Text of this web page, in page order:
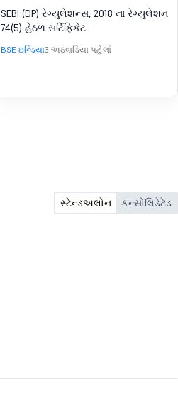
Certificate under Reg. SEBI
(DP) રેગ્યુલેશન્સ, 2018 ના 74
(5)
SEBI (DP) રેગ્યુલેશન્સ, 2018 ના રેગ્યુલેશન
74(5) હેઠળ સર્ટિફિકેટ
BSE ઇન્ડિયા3 અઠવાડિયા પહેલાં
સ્ટેન્ડઅલોન કન્સોલિડેટેડ